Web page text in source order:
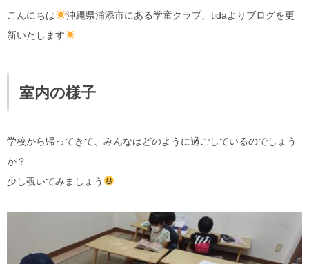
こんにちは
沖縄県浦添市にある学童クラブ、tidaよりブログを更
新いたします
室内の様子
学校から帰ってきて、みんなはどのように過ごしているのでしょう
か？
少し覗いてみましょう